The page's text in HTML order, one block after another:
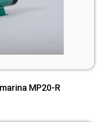
MP20-R